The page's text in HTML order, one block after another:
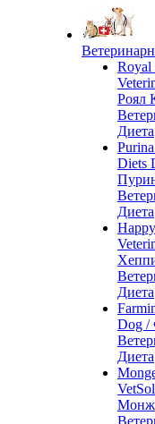
Royal
Роял
Диета
Diets
Диета
Диета
Dog /
Диета
Монж